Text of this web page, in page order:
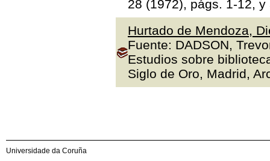
28 (1972), págs. 1-12,
Hurtado de Mendoza,
Fuente: DADSON,
Estudios sobre
Siglo de Oro, Madrid,
Universidade da Coruña